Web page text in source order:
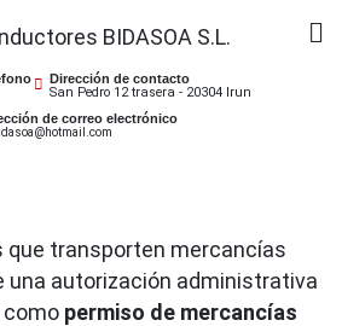
de
BIDASOA
– Permiso B, Permiso A2,
AM, Permiso A
Dirección de contacto
San Pedro 12 trasera - 20304 Irun
de correo electrónico
que transporten mercancías
una autorización administrativa
como permiso de mercancías